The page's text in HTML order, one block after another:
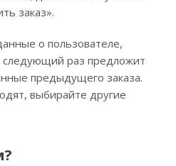
заказ».
о пользователе,
раз предложит
предыдущего заказа.
выбирайте другие